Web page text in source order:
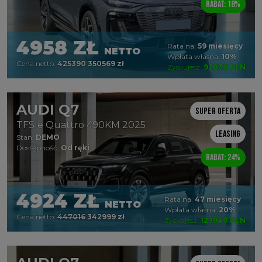
Rabat: 18%
4958 ZŁ NETTO
Cena netto: 425390 350569 zł
Rata na: 59 miesięcy
Wpłata własna: 10%
Zyskujesz: 92030 PLN
AUDI Q7
TFSIe Quattro 490KM 2025
Stan: DEMO
Dostępność: Od ręki
Super oferta
Leasing
Rabat: 24%
4924 ZŁNETTO
Cena netto: 447016 342999 zł
Rata na: 47 miesięcy
Wpłata własna: 20%
Zyskujesz: 127940 PLN